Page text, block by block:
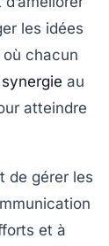
les idées
chacun
synergie au
atteindre
de gérer les
et à